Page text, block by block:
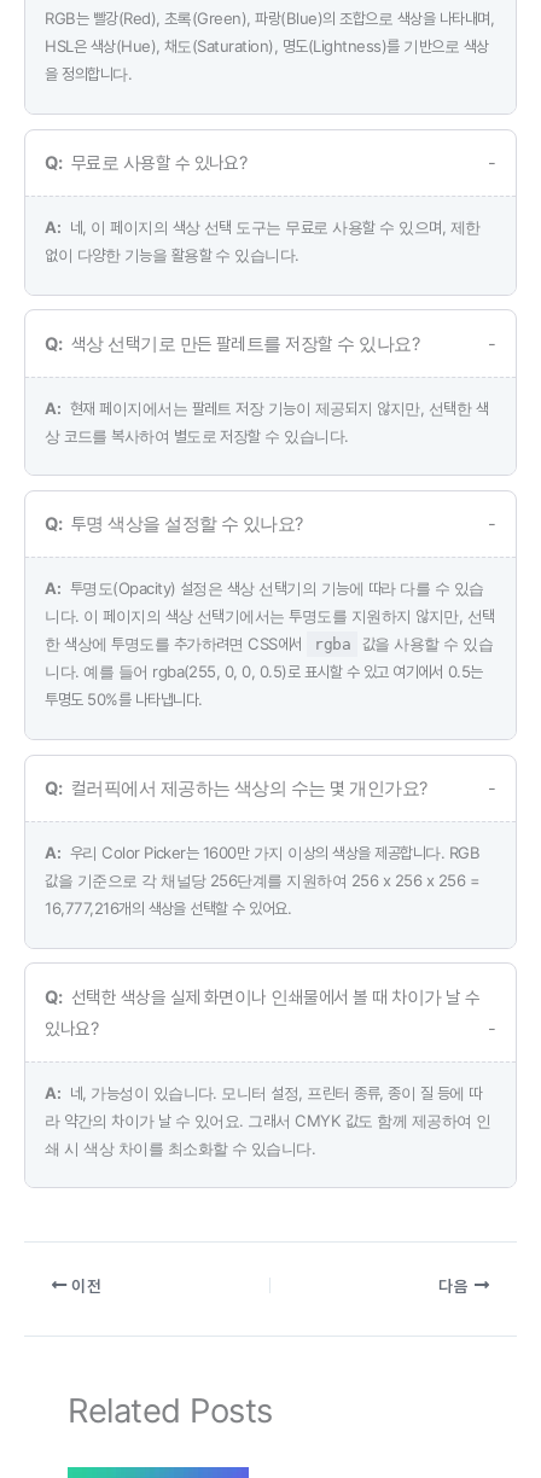
RGB는 빨강(Red), 초록(Green), 파랑(Blue)의 조합으로 색상을 나타내며,
HSL은 색상(Hue), 채도(Saturation), 명도(Lightness)를 기반으로 색상
을 정의합니다.
무료로 사용할 수 있나요?
네, 이 페이지의 색상 선택 도구는 무료로 사용할 수 있으며, 제한
없이 다양한 기능을 활용할 수 있습니다.
색상 선택기로 만든 팔레트를 저장할 수 있나요?
현재 페이지에서는 팔레트 저장 기능이 제공되지 않지만, 선택한 색
상 코드를 복사하여 별도로 저장할 수 있습니다.
투명 색상을 설정할 수 있나요?
투명도(Opacity) 설정은 색상 선택기의 기능에 따라 다를 수 있습
니다. 이 페이지의 색상 선택기에서는 투명도를 지원하지 않지만, 선택
한 색상에 투명도를 추가하려면 CSS에서
rgba
값을 사용할 수 있습
니다. 예를 들어 rgba(255, 0, 0, 0.5)로 표시할 수 있고 여기에서 0.5는
투명도 50%를 나타냅니다.
컬러픽에서 제공하는 색상의 수는 몇 개인가요?
우리 Color Picker는 1600만 가지 이상의 색상을 제공합니다. RGB
값을 기준으로 각 채널당 256단계를 지원하여 256 x 256 x 256 =
16,777,216개의 색상을 선택할 수 있어요.
선택한 색상을 실제 화면이나 인쇄물에서 볼 때 차이가 날 수
있나요?
네, 가능성이 있습니다. 모니터 설정, 프린터 종류, 종이 질 등에 따
라 약간의 차이가 날 수 있어요. 그래서 CMYK 값도 함께 제공하여 인
쇄 시 색상 차이를 최소화할 수 있습니다.
이전 다음
Related Posts